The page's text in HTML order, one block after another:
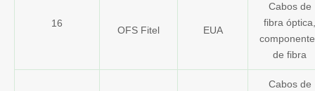
16
OFS Fitel EUA
Cabos de
fibra óptica,
de fibra
Cabos de